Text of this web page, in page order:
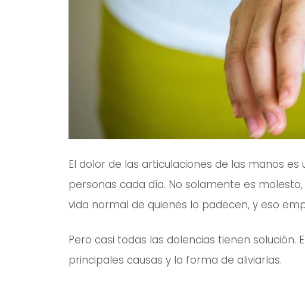
El dolor de las articulaciones de las manos
personas cada día. No solamente es
vida normal de quienes lo padecen, y eso
Pero casi todas las dolencias tienen solución.
principales causas y la forma de aliviarlas.